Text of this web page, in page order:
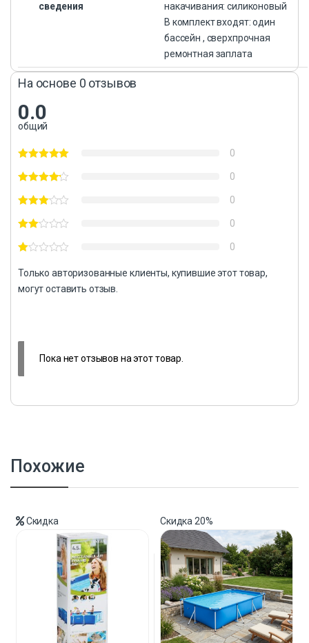
сведения
накачивания: силиконовый
В комплект входят: один
бассейн , сверхпрочная
ремонтная заплата
На основе 0 отзывов
0.0
общий
0
0
0
0
0
Только авторизованные клиенты, купившие этот товар,
могут оставить отзыв.
Пока нет отзывов на этот товар.
Похожие
Скидка Скидка 20%